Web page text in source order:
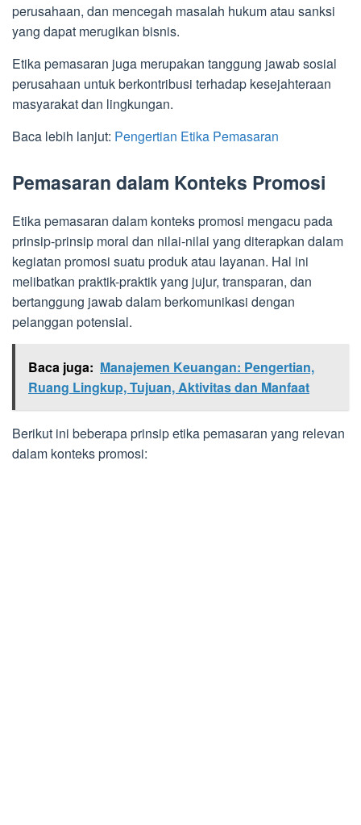
perusahaan, dan mencegah masalah hukum atau sanksi
yang dapat merugikan bisnis.
Etika pemasaran juga merupakan tanggung jawab sosial
perusahaan untuk berkontribusi terhadap kesejahteraan
masyarakat dan lingkungan.
Baca lebih lanjut: Pengertian Etika Pemasaran
Pemasaran dalam Konteks Promosi
Etika pemasaran dalam konteks promosi mengacu pada
prinsip-prinsip moral dan nilai-nilai yang diterapkan dalam
kegiatan promosi suatu produk atau layanan. Hal ini
melibatkan praktik-praktik yang jujur, transparan, dan
bertanggung jawab dalam berkomunikasi dengan
pelanggan potensial.
Baca juga: Manajemen Keuangan: Pengertian,
Ruang Lingkup, Tujuan, Aktivitas dan Manfaat
Berikut ini beberapa prinsip etika pemasaran yang relevan
dalam konteks promosi: